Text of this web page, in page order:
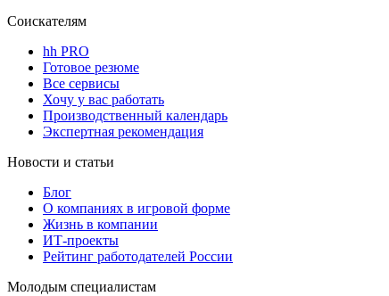
Соискателям
hh PRO
Готовое резюме
Все сервисы
Хочу у вас работать
Производственный календарь
Экспертная рекомендация
Новости и статьи
Блог
О компаниях в игровой форме
Жизнь в компании
ИТ-проекты
Рейтинг работодателей России
Молодым специалистам